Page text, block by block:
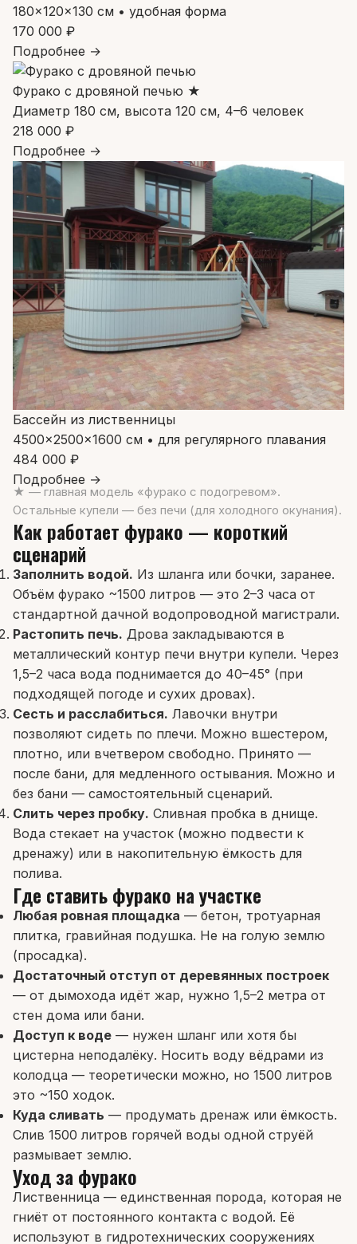
180×120×130 см • удобная форма
170 000 ₽
Подробнее →
Фурако с дровяной печью ★
Диаметр 180 см, высота 120 см, 4–6 человек
218 000 ₽
Подробнее →
Бассейн из лиственницы
4500×2500×1600 см • для регулярного плавания
484 000 ₽
Подробнее →
★ — главная модель «фурако с подогревом».
Остальные купели — без печи (для холодного окунания).
Как работает фурако — короткий
сценарий
Заполнить водой. Из шланга или бочки, заранее.
Объём фурако ~1500 литров — это 2–3 часа от
стандартной дачной водопроводной магистрали.
Растопить печь. Дрова закладываются в
металлический контур печи внутри купели. Через
1,5–2 часа вода поднимается до 40–45° (при
подходящей погоде и сухих дровах).
Сесть и расслабиться. Лавочки внутри
позволяют сидеть по плечи. Можно вшестером,
плотно, или вчетвером свободно. Принято —
после бани, для медленного остывания. Можно и
без бани — самостоятельный сценарий.
Слить через пробку. Сливная пробка в днище.
Вода стекает на участок (можно подвести к
дренажу) или в накопительную ёмкость для
полива.
Где ставить фурако на участке
Любая ровная площадка — бетон, тротуарная
плитка, гравийная подушка. Не на голую землю
(просадка).
Достаточный отступ от деревянных построек
— от дымохода идёт жар, нужно 1,5–2 метра от
стен дома или бани.
Доступ к воде — нужен шланг или хотя бы
цистерна неподалёку. Носить воду вёдрами из
колодца — теоретически можно, но 1500 литров
это ~150 ходок.
Куда сливать — продумать дренаж или ёмкость.
Слив 1500 литров горячей воды одной струёй
размывает землю.
Уход за фурако
Лиственница — единственная порода, которая не
гниёт от постоянного контакта с водой. Её
используют в гидротехнических сооружениях